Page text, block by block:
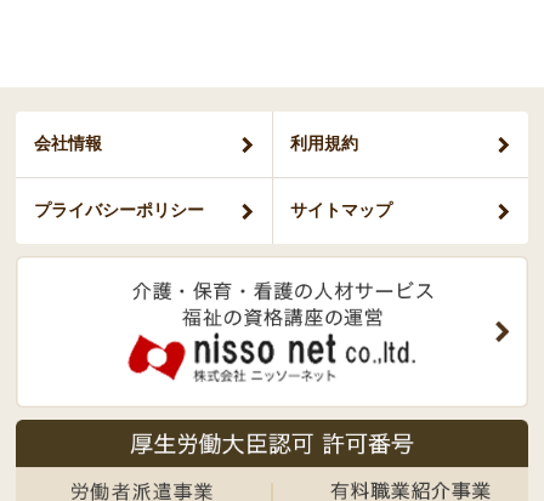
会社情報 利用規約
プライバシーポリシー サイトマップ